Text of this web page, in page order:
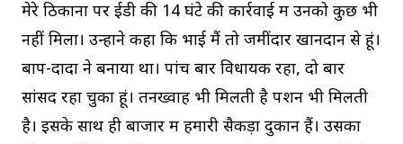
मेरे ठिकानों पर ईडी की 14 घंटे की कार्रवाई में उनको कुछ भी
नहीं मिला। उन्होंने कहा कि भाई मैं तो जमींदार खानदान से हूं।
बाप-दादा ने बनाया था। पांच बार विधायक रहा, दो बार
सांसद रहा चुका हूं। तनख्वाह भी मिलती है पेंशन भी मिलती
है। इसके साथ ही बाजार में हमारी सैकड़ों दुकानें हैं। उसका